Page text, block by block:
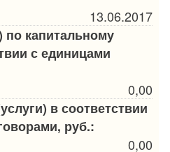
13.06.2017
по капитальному
с единицами
0,00
в соответствии
руб.:
0,00